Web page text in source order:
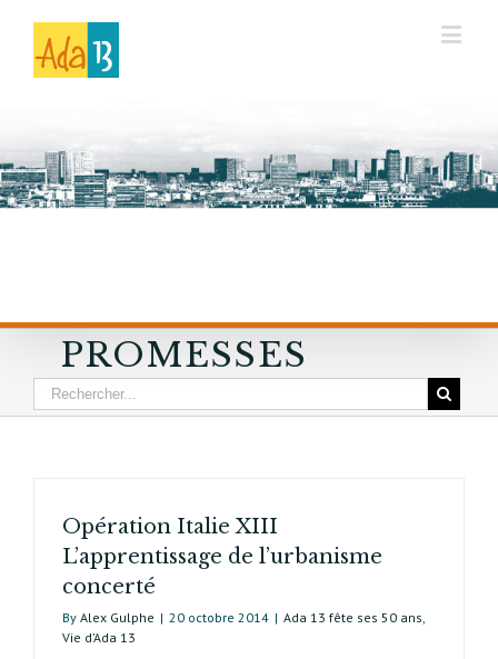
PROMESSES
Opération Italie XIII
L’apprentissage de l’urbanisme
concerté
By Alex Gulphe | 20 octobre 2014 | Ada 13 fête ses 50 ans,
Vie d’Ada 13